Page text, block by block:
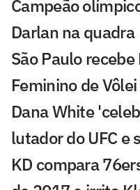
Campeão
Darlan na quadra
São Paulo
Feminino de
Dana White
lutador do UFC e
KD compara